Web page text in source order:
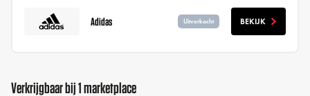
Adidas Uitverkocht BEKIJK
Verkrijgbaar bij 1 marketplace